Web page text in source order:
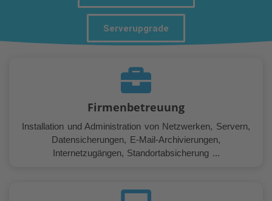
Serverupgrade
Firmenbetreuung
Installation und Administration von Netzwerken, Servern,
Datensicherungen, E-Mail-Archivierungen,
Internetzugängen, Standortabsicherung ...